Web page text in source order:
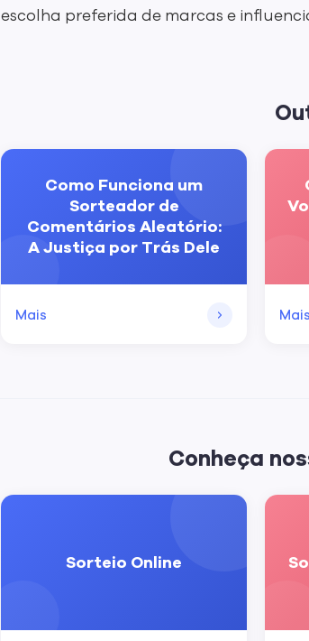
escolha preferida de marcas e
Como Funciona um
Sorteador de
Comentários Aleatório:
A Justiça por Trás Dele
Mais Mais
Conheça
Sorteio Online